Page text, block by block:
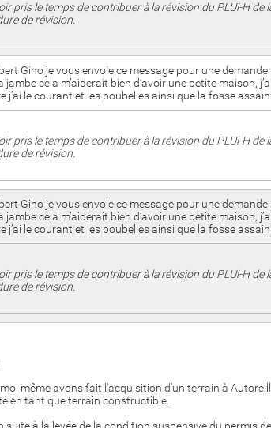
pris le temps de contribuer à la révision du PLUi-H
de révision.
Gino je vous envoie ce message pour une
cela m’aiderait bien d’avoir une petite maison,
j’ai le courant et les poubelles ainsi que la fosse
pris le temps de contribuer à la révision du PLUi-H
de révision.
Gino je vous envoie ce message pour une
cela m’aiderait bien d’avoir une petite maison,
j’ai le courant et les poubelles ainsi que la fosse
pris le temps de contribuer à la révision du PLUi-H
de révision.
même avons fait l'acquisition d'un terrain à
en tant que terrain constructible.